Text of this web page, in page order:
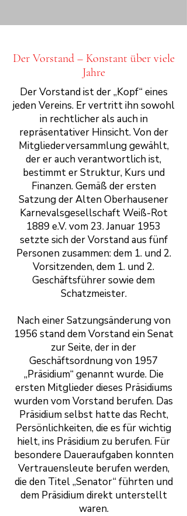
Der Vorstand – Konstant über viele
Jahre
Der Vorstand ist der „Kopf“ eines
jeden Vereins. Er vertritt ihn sowohl
in rechtlicher als auch in
repräsentativer Hinsicht. Von der
Mitgliederversammlung gewählt,
der er auch verantwortlich ist,
bestimmt er Struktur, Kurs und
Finanzen. Gemäß der ersten
Satzung der Alten Oberhausener
Karnevalsgesellschaft Weiß-Rot
1889 e.V. vom 23. Januar 1953
setzte sich der Vorstand aus fünf
Personen zusammen: dem 1. und 2.
Vorsitzenden, dem 1. und 2.
Geschäftsführer sowie dem
Schatzmeister.
Nach einer Satzungsänderung von
1956 stand dem Vorstand ein Senat
zur Seite, der in der
Geschäftsordnung von 1957
„Präsidium“ genannt wurde. Die
ersten Mitglieder dieses Präsidiums
wurden vom Vorstand berufen. Das
Präsidium selbst hatte das Recht,
Persönlichkeiten, die es für wichtig
hielt, ins Präsidium zu berufen. Für
besondere Daueraufgaben konnten
Vertrauensleute berufen werden,
die den Titel „Senator“ führten und
dem Präsidium direkt unterstellt
waren.